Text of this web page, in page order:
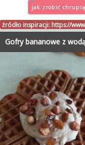
jak zrobić
źródło inspiracji: https://
Gofry bananowe z